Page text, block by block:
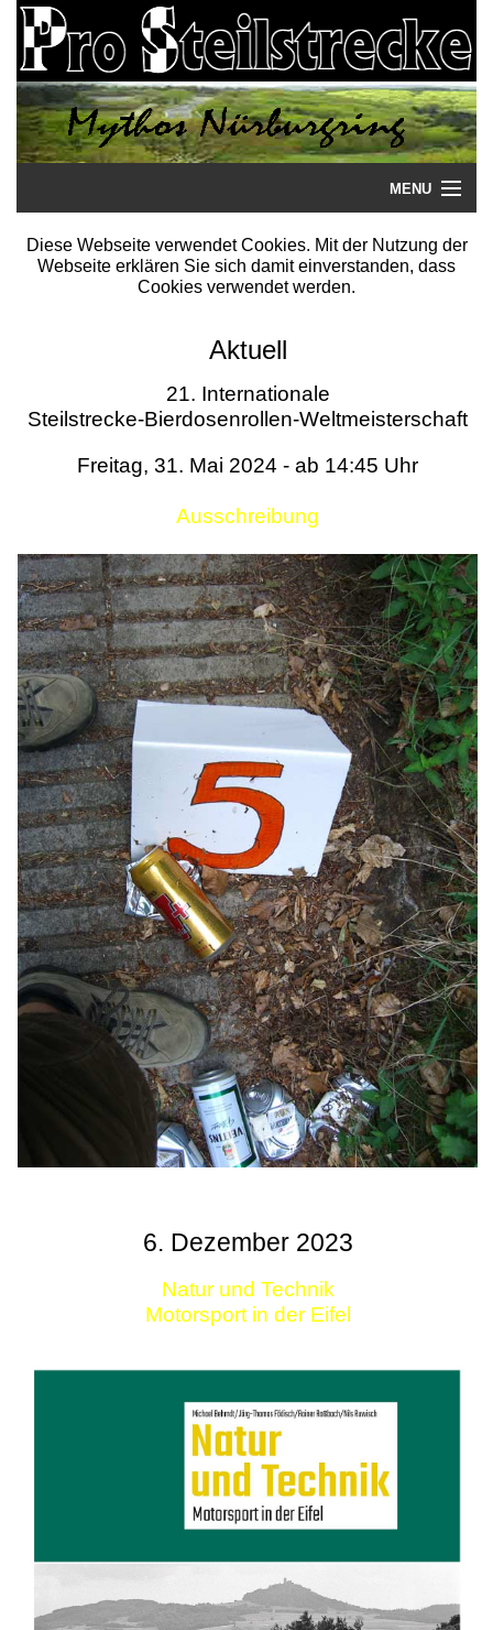
MENU
Startseite
Literatur
Termine
Diese Webseite verwendet Cookies. Mit der Nutzung der
Webseite erklären Sie sich damit einverstanden, dass
Cookies verwendet werden.
Aktuell
21. Internationale
Steilstrecke-Bierdosenrollen-Weltmeisterschaft
Freitag, 31. Mai 2024 - ab 14:45 Uhr
Ausschreibung
6. Dezember 2023
Natur und Technik
Motorsport in der Eifel